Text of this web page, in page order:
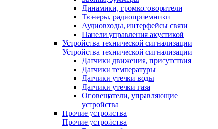
Динамики, громкоговорители
Тюнеры, радиоприемники
Аудиовходы, интерфейсы связи
Панели управления акустикой
Устройства технической сигнализации
Устройства технической сигнализации
Датчики движения, присутствия
Датчики температуры
Датчики утечки воды
Датчики утечки газа
Оповещатели, управляющие
устройства
Прочие устройства
Прочие устройства